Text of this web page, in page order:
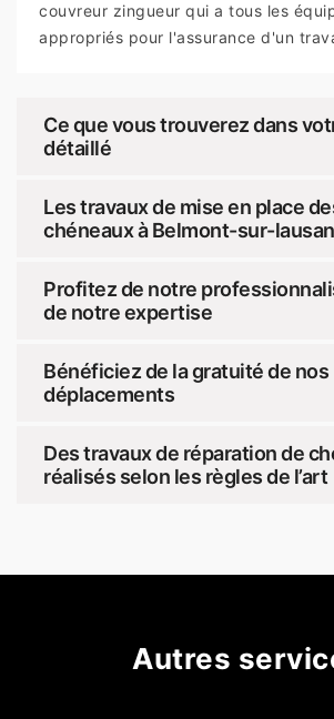
couvreur zingueur qui a tous les
appropriés pour l'assurance d'un
Ce que vous trouverez dans
détaillé
Les travaux de mise en place
chéneaux à Belmont-sur-
Profitez de notre
de notre expertise
Bénéficiez de la gratuité de nos
déplacements
Des travaux de réparation de
réalisés selon les règles de l’art
Autres